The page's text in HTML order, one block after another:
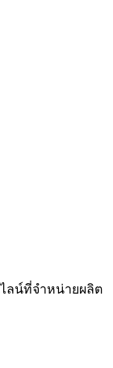
ลน์ที่จำหน่ายผลิต